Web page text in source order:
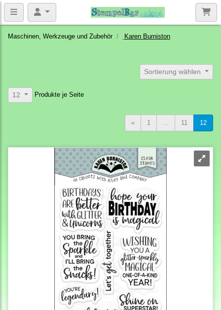
Maschinen, Werkzeuge und Zubehör Karen Burniston
Sortierung wählen
12 Produkte je Seite
« 1 ... 11 12